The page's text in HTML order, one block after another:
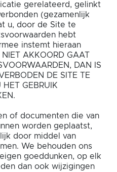
gerelateerd, gelinkt
(gezamenlijk
u, door de Site te
hebt
instemt hieraan
AKKOORD GAAT
DAN IS
DE SITE TE
HET GEBRUIK
of documenten die van
worden geplaatst,
door middel van
We behouden ons
goeddunken, op elk
dan ook wijzigingen